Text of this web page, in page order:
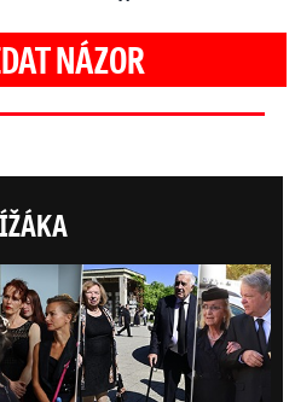
NÁZOR